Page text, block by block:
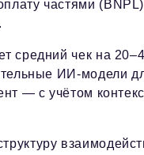
частями
средний чек на
ИИ-модели
— с учётом